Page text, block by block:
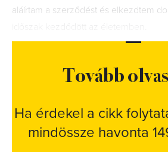
aláírtam a szerződést és elkezdtem
Tovább
Ha érdekel a cikk
mindössze havonta